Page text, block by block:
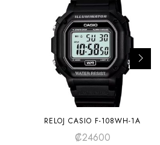
RELOJ CASIO F-108WH-1A
₡24600